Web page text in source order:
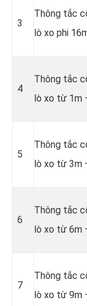
3
Thông tắc
lò xo phi
4
Thông tắc
lò xo từ 1m
5
Thông tắc
lò xo từ 3m
6
Thông tắc
lò xo từ 6m
7
Thông tắc
lò xo từ 9m